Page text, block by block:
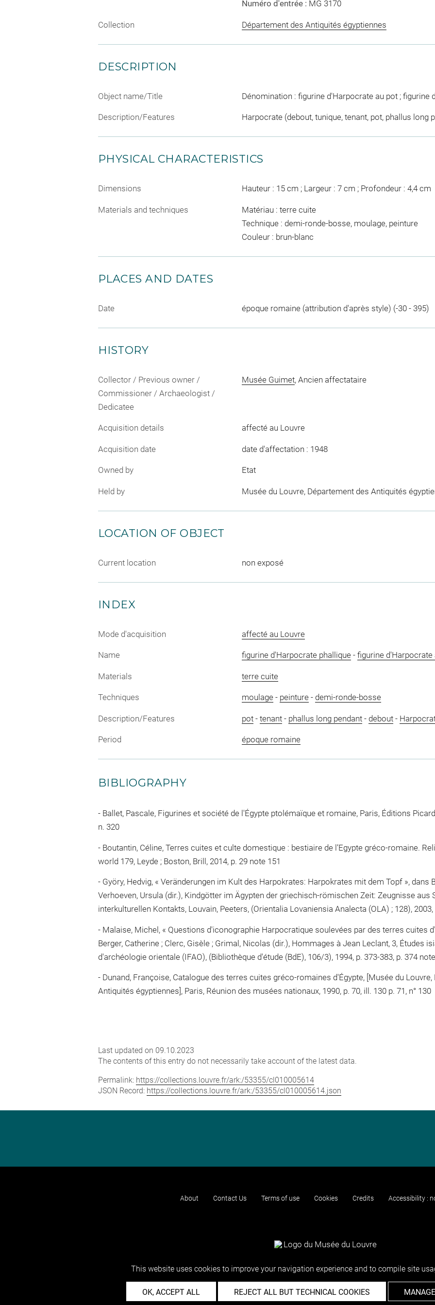
Numéro d'entrée : MG 3170
Collection Département des Antiquités égyptiennes
DESCRIPTION
Object name/Title Dénomination : figurine d'Harpocrate au pot ; figurine
Description/Features Harpocrate (debout, tunique, tenant, pot, phallus long
PHYSICAL CHARACTERISTICS
Dimensions Hauteur : 15 cm ; Largeur : 7 cm ; Profondeur : 4,4 cm
Materials and techniques
Matériau : terre cuite
Technique : demi-ronde-bosse, moulage, peinture
Couleur : brun-blanc
PLACES AND DATES
Date époque romaine (attribution d'après style) (-30 - 395)
HISTORY
Collector / Previous owner /
Commissioner / Archaeologist /
Dedicatee
Musée Guimet, Ancien affectataire
Acquisition details affecté au Louvre
Acquisition date date d'affectation : 1948
Owned by Etat
Held by Musée du Louvre, Département des Antiquités
LOCATION OF OBJECT
Current location non exposé
INDEX
Mode d'acquisition affecté au Louvre
Name figurine d'Harpocrate phallique- figurine d'Harpocrate
Materials terre cuite
Techniques moulage- peinture- demi-ronde-bosse
Description/Features pot- tenant- phallus long pendant- debout-
Period époque romaine
BIBLIOGRAPHY
Ballet, Pascale, Figurines et société de l'Égypte ptolémaïque et romaine, Paris, Éditions
n. 320
Boutantin, Céline, Terres cuites et culte domestique : bestiaire de l’Egypte gréco-romaine.
world 179, Leyde ; Boston, Brill, 2014, p. 29 note 151
Györy, Hedvig, « Veränderungen im Kult des Harpokrates: Harpokrates mit dem Topf », dans
Verhoeven, Ursula (dir.), Kindgötter im Ägypten der griechisch-römischen Zeit: Zeugnisse aus
interkulturellen Kontakts, Louvain, Peeters, (Orientalia Lovaniensia Analecta (OLA) ; 128),
Malaise, Michel, « Questions d'iconographie Harpocratique soulevées par des terres cuites
Berger, Catherine ; Clerc, Gisèle ; Grimal, Nicolas (dir.), Hommages à Jean Leclant, 3, Études
d'archéologie orientale (IFAO), (Bibliothèque d'étude (BdE), 106/3), 1994, p. 373-383, p. 374
Dunand, Françoise, Catalogue des terres cuites gréco-romaines d'Égypte, [Musée du
Antiquités égyptiennes], Paris, Réunion des musées nationaux, 1990, p. 70, ill. 130 p. 71, n° 130
Last updated on 09.10.2023
The contents of this entry do not necessarily take account of the latest data.
Permalink: https://collections.louvre.fr/ark:/53355/cl010005614
JSON Record: https://collections.louvre.fr/ark:/53355/cl010005614.json
About Contact Us Terms of use Cookies Credits Accessibility :
This website uses cookies to improve your navigation experience and to compile site
OK, ACCEPT ALL REJECT ALL BUT TECHNICAL COOKIES